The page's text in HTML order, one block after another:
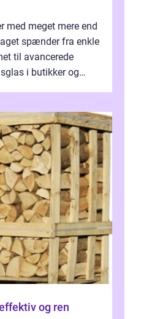
med meget mere end
spænder fra enkle
til avancerede
i butikker og
og ren